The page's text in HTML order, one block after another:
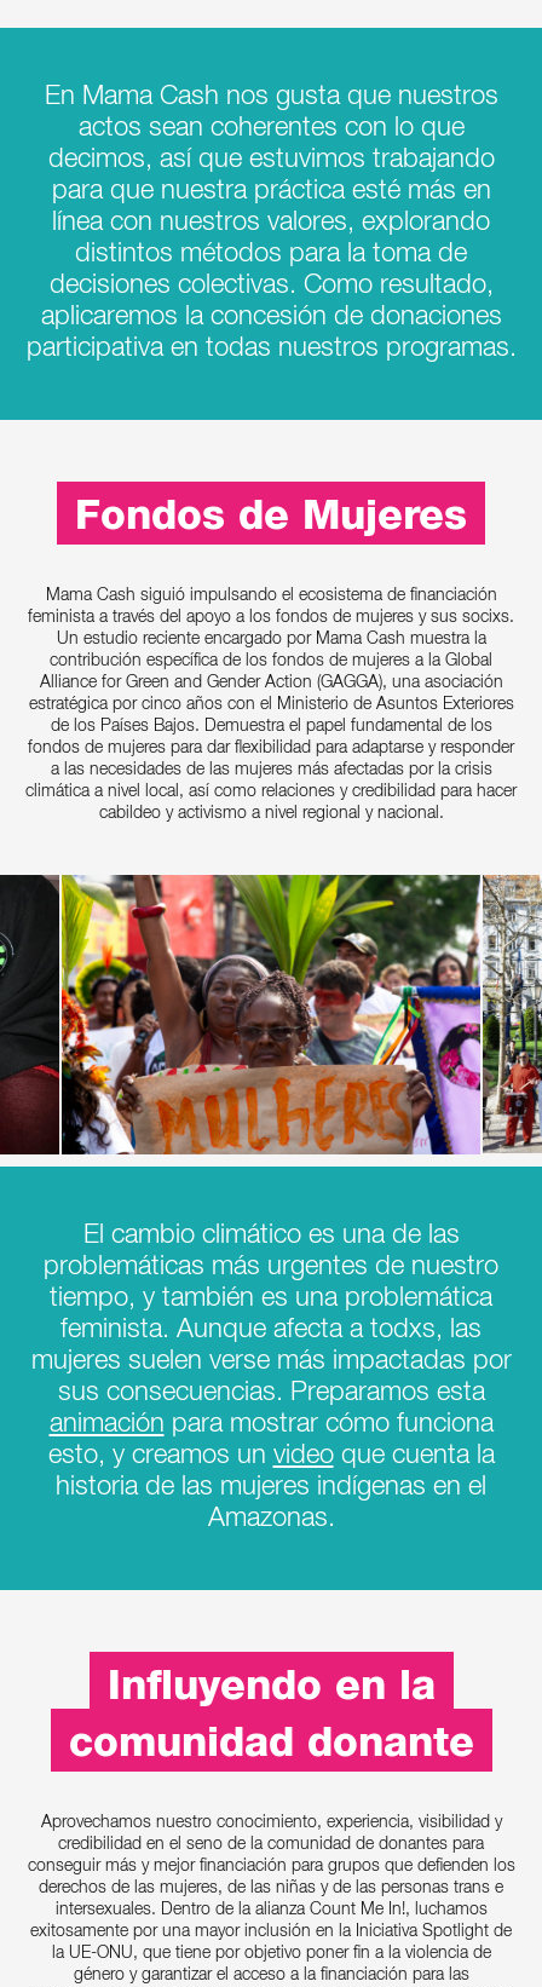
En Mama Cash nos gusta que nuestros
actos sean coherentes con lo que
decimos, así que estuvimos trabajando
para que nuestra práctica esté más en
línea con nuestros valores, explorando
distintos métodos para la toma de
decisiones colectivas. Como resultado,
aplicaremos la concesión de donaciones
participativa en todas nuestros programas.
Fondos de Mujeres
Mama Cash siguió impulsando el ecosistema de financiación
feminista a través del apoyo a los fondos de mujeres y sus socixs.
Un estudio reciente encargado por Mama Cash muestra la
contribución específica de los fondos de mujeres a la Global
Alliance for Green and Gender Action (GAGGA), una asociación
estratégica por cinco años con el Ministerio de Asuntos Exteriores
de los Países Bajos. Demuestra el papel fundamental de los
fondos de mujeres para dar flexibilidad para adaptarse y responder
a las necesidades de las mujeres más afectadas por la crisis
climática a nivel local, así como relaciones y credibilidad para hacer
cabildeo y activismo a nivel regional y nacional.
El cambio climático es una de las
problemáticas más urgentes de nuestro
tiempo, y también es una problemática
feminista. Aunque afecta a todxs, las
mujeres suelen verse más impactadas por
sus consecuencias. Preparamos esta
animación para mostrar cómo funciona
esto, y creamos un videoque cuenta la
historia de las mujeres indígenas en el
Amazonas.
Influyendo en la
comunidad donante
Aprovechamos nuestro conocimiento, experiencia, visibilidad y
credibilidad en el seno de la comunidad de donantes para
conseguir más y mejor financiación para grupos que defienden los
derechos de las mujeres, de las niñas y de las personas trans e
intersexuales. Dentro de la alianza Count Me In!, luchamos
exitosamente por una mayor inclusión en la Iniciativa Spotlight de
la UE-ONU, que tiene por objetivo poner fin a la violencia de
género y garantizar el acceso a la financiación para las